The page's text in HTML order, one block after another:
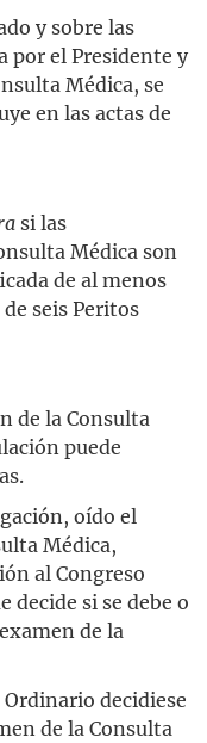
y sobre las
por el Presidente y
Médica, se
en las actas de
si las
Médica son
de al menos
seis Peritos
de la Consulta
puede
oído el
Médica,
al Congreso
decide si se debe o
de la
Ordinario decidiese
de la Consulta